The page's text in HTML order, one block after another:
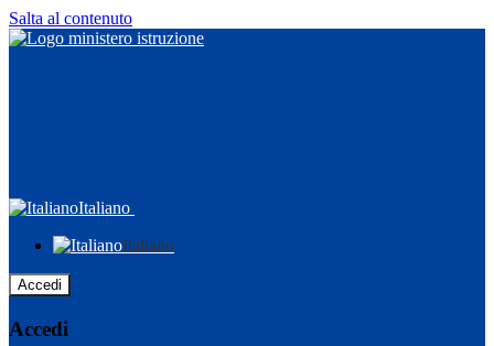
Salta al contenuto
Italiano
Italiano
Accedi
Accedi